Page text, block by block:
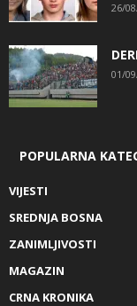
26/
01/
POPULARNA
VIJESTI
SREDNJA BOSNA
ZANIMLJIVOSTI
MAGAZIN
CRNA KRONIKA